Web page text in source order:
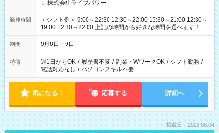
株式会社ライブパワー
勤務時間
＜シフト例＞ 9:00～22:30 12:30～22:00 15:30～21:00 12:30～
19:00 12:30～22:00 上記の時間から好きな時間を選べます！ ※
時間は変更となる可能性があります
期間 9月8日・9日
特徴 週1日からOK / 履歴書不要 / 副業・WワークOK / シフト勤務 /
電話対応なし / パソコンスキル不要
気になる！ 応募する 詳細へ
掲載日：2026.08.04